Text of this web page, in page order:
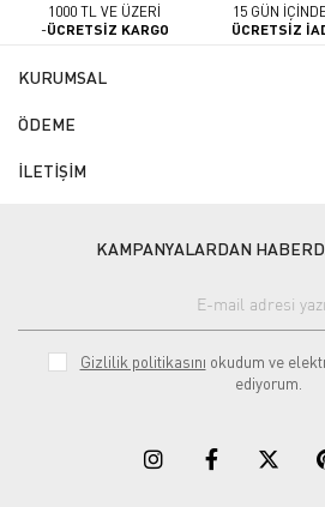
1000 TL VE ÜZERİ
-ÜCRETSİZ KARGO
15 GÜN
ÜCRETSİZ
KURUMSAL
ÖDEME
İLETİŞİM
KAMPANYALARDAN
Gizlilik politikasını okudum ve
ediyorum.